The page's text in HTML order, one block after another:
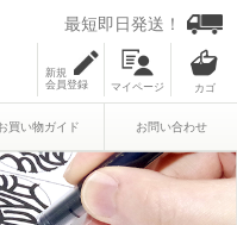
最短即日発送！
新規
会員登録
マイページ
買い物ガイド お問い合わせ